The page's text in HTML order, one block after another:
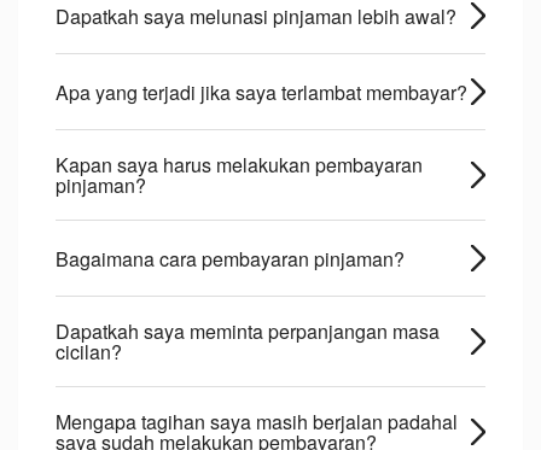
Dapatkah saya melunasi pinjaman lebih awal?
Apa yang terjadi jika saya terlambat membayar?
Kapan saya harus melakukan pembayaran
pinjaman?
Bagaimana cara pembayaran pinjaman?
Dapatkah saya meminta perpanjangan masa
cicilan?
Mengapa tagihan saya masih berjalan padahal
saya sudah melakukan pembayaran?